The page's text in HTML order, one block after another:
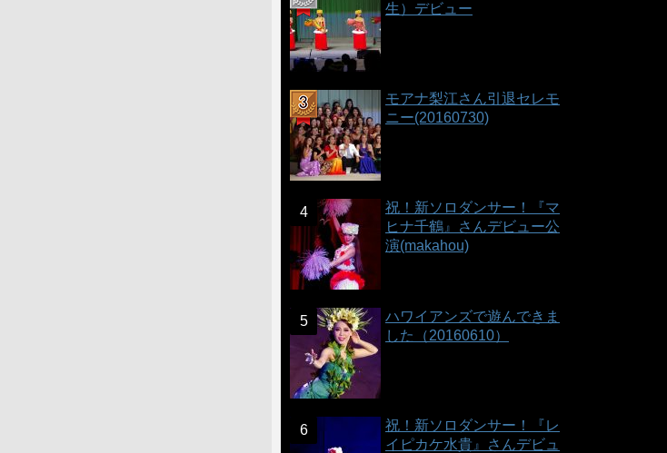
生）デビュー
モアナ梨江さん引退セレモ
ニー(20160730)
祝！新ソロダンサー！『マ
ヒナ千鶴』さんデビュー公
演(makahou)
ハワイアンズで遊んできま
した（20160610）
祝！新ソロダンサー！『レ
イピカケ水貴』さんデビュ